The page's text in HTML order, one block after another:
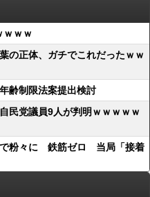
ｗｗｗ
の正体、ガチでこれだったｗｗ
齢制限法案提出検討
民党議員9人が判明ｗｗｗｗｗ
で粉々に 鉄筋ゼロ 当局「接着